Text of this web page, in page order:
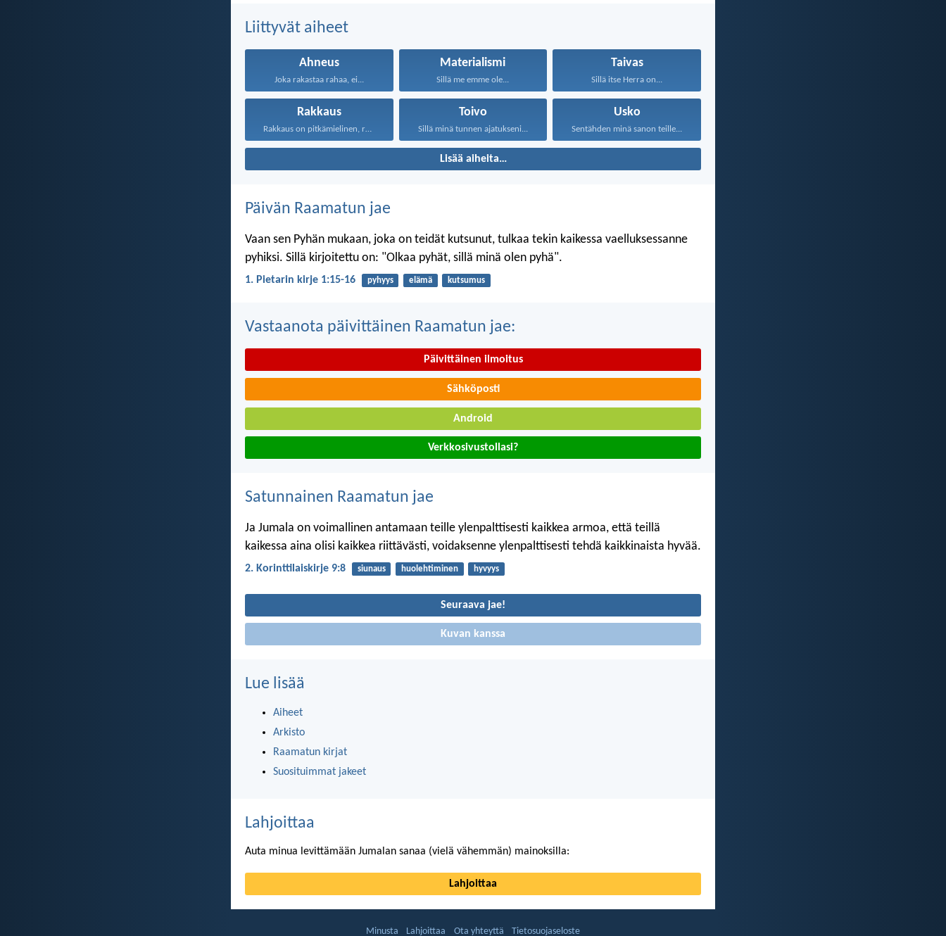
Liittyvät aiheet
Ahneus
Joka rakastaa rahaa, ei...
Materialismi
Sillä me emme ole...
Taivas
Sillä itse Herra on...
Rakkaus
Rakkaus on pitkämielinen, rakkaus...
Toivo
Sillä minä tunnen ajatukseni...
Usko
Sentähden minä sanon teille...
Lisää aiheita…
Päivän Raamatun jae
Vaan sen Pyhän mukaan, joka on teidät kutsunut, tulkaa tekin kaikessa vaelluksessanne
pyhiksi. Sillä kirjoitettu on: "Olkaa pyhät, sillä minä olen pyhä".
1. Pietarin kirje 1:15-16 pyhyys elämä kutsumus
Vastaanota päivittäinen Raamatun jae:
Päivittäinen ilmoitus
Sähköposti
Android
Verkkosivustollasi?
Satunnainen Raamatun jae
Ja Jumala on voimallinen antamaan teille ylenpalttisesti kaikkea armoa, että teillä
kaikessa aina olisi kaikkea riittävästi, voidaksenne ylenpalttisesti tehdä kaikkinaista hyvää.
2. Korinttilaiskirje 9:8 siunaus huolehtiminen hyvyys
Seuraava jae!
Kuvan kanssa
Lue lisää
Aiheet
Arkisto
Raamatun kirjat
Suosituimmat jakeet
Lahjoittaa
Auta minua levittämään Jumalan sanaa (vielä vähemmän) mainoksilla:
Lahjoittaa
Minusta Lahjoittaa Ota yhteyttä Tietosuojaseloste